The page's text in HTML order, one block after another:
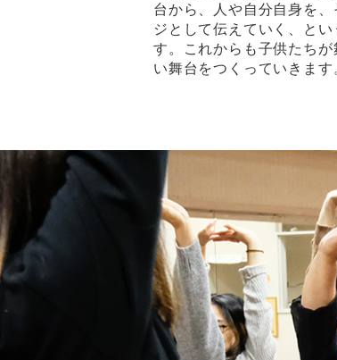
台から、人や自分自身を
ジとして伝えていく、と
す。これからも子供たち
い舞台をつくっていきます